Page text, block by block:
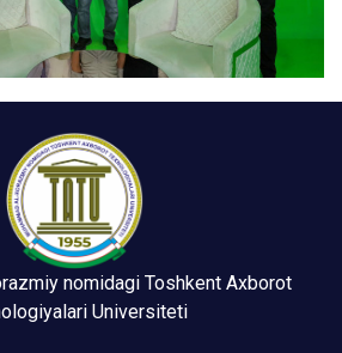
nomidagi Toshkent Axborot
Universiteti